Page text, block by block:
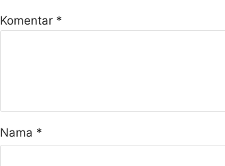
Komentar *
Nama *